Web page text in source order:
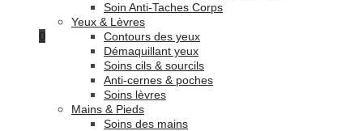
0
Soin Anti-Taches Corps
Yeux & Lèvres
Contours des yeux
Démaquillant yeux
Soins cils & sourcils
Anti-cernes & poches
Soins lèvres
Mains & Pieds
Soins des mains